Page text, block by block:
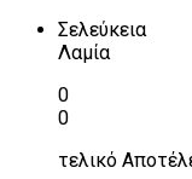
Σελεύκεια
Λαμία
0
0
τελικό